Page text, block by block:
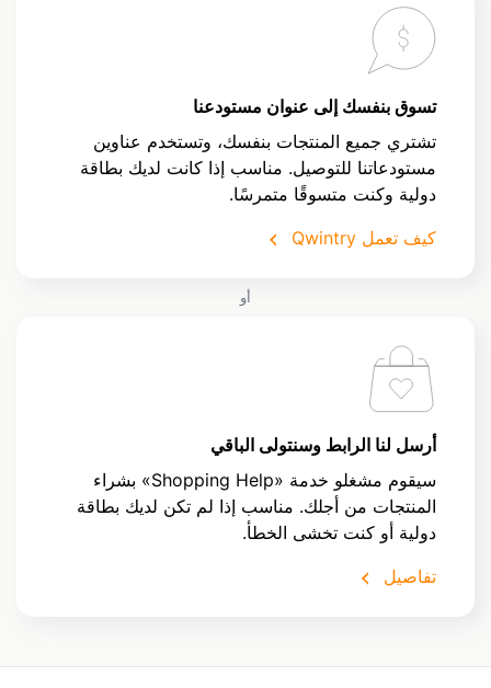
تسوق بنفسك إلى عنوان مستودعنا
تشتري جميع المنتجات بنفسك، وتستخدم عناوين
مستودعاتنا للتوصيل. مناسب إذا كانت لديك بطاقة
دولية وكنت متسوقًا متمرسًا.
كيف تعمل Qwintry
أو
أرسل لنا الرابط وسنتولى الباقي
سيقوم مشغلو خدمة «Shopping Help» بشراء
المنتجات من أجلك. مناسب إذا لم تكن لديك بطاقة
دولية أو كنت تخشى الخطأ.
تفاصيل